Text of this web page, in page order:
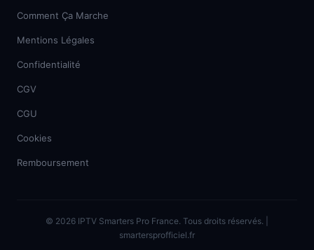
Comment Ça Marche
Mentions Légales
Confidentialité
CGV
CGU
Cookies
Remboursement
© 2026 IPTV Smarters Pro France. Tous droits réservés. |
smartersprofficiel.fr